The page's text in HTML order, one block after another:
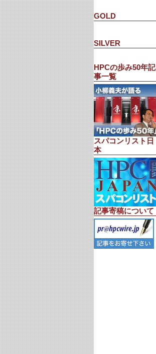
GOLD
SILVER
HPCの歩み50年記
事一覧
スパコンリスト日
本
記事寄稿について